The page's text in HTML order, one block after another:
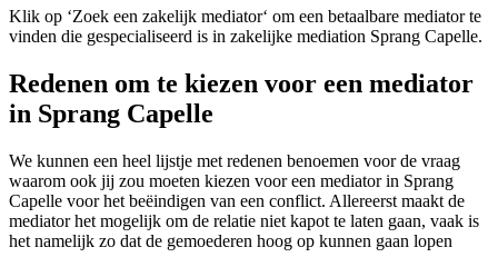
Klik op ‘Zoek een zakelijk mediator‘ om een betaalbare mediator te
vinden die gespecialiseerd is in zakelijke mediation Sprang Capelle.
Redenen om te kiezen voor een mediator
in Sprang Capelle
We kunnen een heel lijstje met redenen benoemen voor de vraag
waarom ook jij zou moeten kiezen voor een mediator in Sprang
Capelle voor het beëindigen van een conflict. Allereerst maakt de
mediator het mogelijk om de relatie niet kapot te laten gaan, vaak is
het namelijk zo dat de gemoederen hoog op kunnen gaan lopen